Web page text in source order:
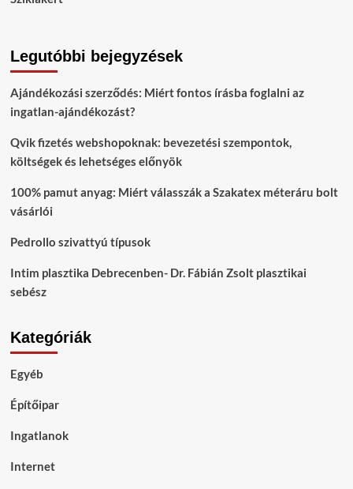
Legutóbbi bejegyzések
Ajándékozási szerződés: Miért fontos írásba foglalni az
ingatlan-ajándékozást?
Qvik fizetés webshopoknak: bevezetési szempontok,
költségek és lehetséges előnyök
100% pamut anyag: Miért válasszák a Szakatex méteráru bolt
vásárlói
Pedrollo szivattyú típusok
Intim plasztika Debrecenben- Dr. Fábián Zsolt plasztikai
sebész
Kategóriák
Egyéb
Építőipar
Ingatlanok
Internet